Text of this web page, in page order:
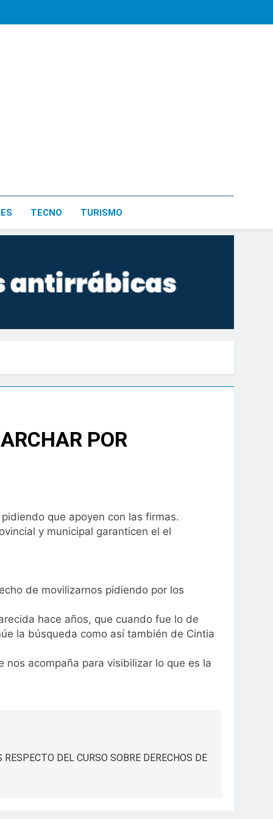
TECNO TURISMO
POR
que apoyen con las firmas.
y municipal garanticen el el
de movilizarnos pidiendo por los
hace años, que cuando fue lo de
la búsqueda como así también de Cintia
acompaña para visibilizar lo que es la
DEL CURSO SOBRE DERECHOS DE